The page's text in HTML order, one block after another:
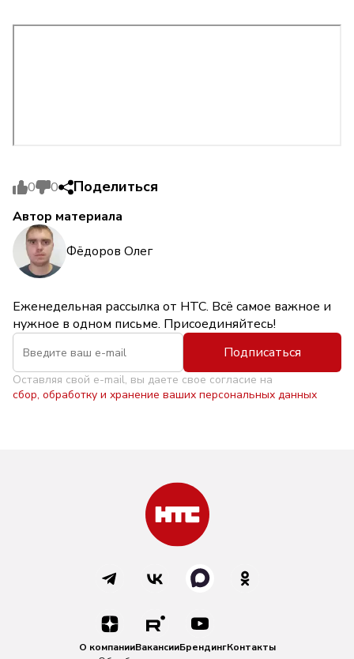
0 0 Поделиться
Автор материала
Фёдоров Олег
Еженедельная рассылка от НТС. Всё самое важное и
нужное в одном письме. Присоединяйтесь!
Подписаться
Оставляя свой e-mail, вы даете свое согласие на
сбор, обработку и хранение ваших персональных данных
О компанииВакансииБрендингКонтакты